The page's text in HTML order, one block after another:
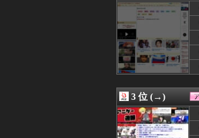
08/07 07:30
08/07 07:29
08/07 07:29
08/07 07:28
08/07 07:27
08/07 07:26
08/07 07:25
08/07 07:20
08/07 07:20
08/07 07:19
08/07 07:15
08/07 07:13
3 位 (→)